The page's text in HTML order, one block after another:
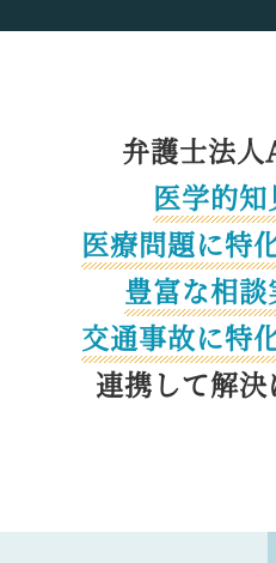
弁護士法人
医学的
医療問題に特
豊富な相
交通事故に特
連携して解